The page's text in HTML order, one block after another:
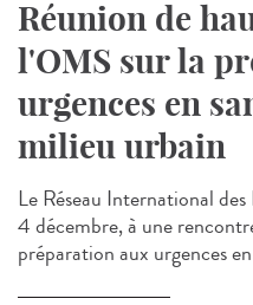
Réunion de
l'OMS sur la
urgences en
milieu urbain
Le Réseau International
4 décembre, à une
préparation aux urgences